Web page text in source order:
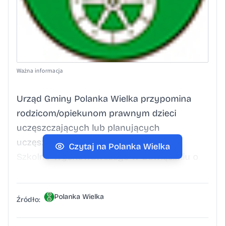
Ważna informacja
Urząd Gminy Polanka Wielka przypomina
rodzicom/opiekunom prawnym dzieci
uczęszczających lub planujących
uczęszczać do Specjalnego Ośrodka
Szkolno-Wychowawczego w Oświęcimiu o
wniosku o organizację dowozu dziecka.
Terminowe złożenie wniosku jest niezbędne
do sprawnego zorganizowania transportu
Czytaj na Polanka Wielka
Źródło: Polanka Wielka